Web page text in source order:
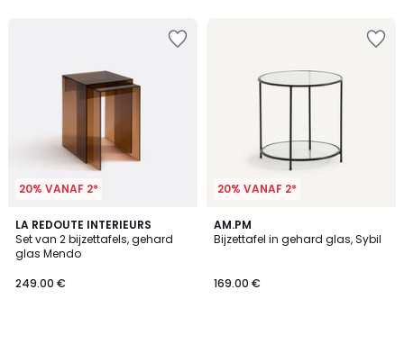
20% VANAF 2*
LA REDOUTE INTERIEURS
Set van 2 bijzettafels, gehard
glas Mendo
249.00 €
4.7
/ 5
2
Kleuren
20% VANAF 2*
AM.PM
Bijzettafel in gehard glas, Sybil
169.00 €
4.2
/ 5